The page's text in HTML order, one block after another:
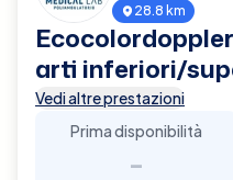
28.8 km
arti inferiori/
Vedi altre prestazioni
Prima disponibilità
-